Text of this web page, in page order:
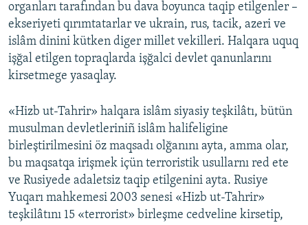
organları tarafından bu dava boyunca taqip etilgenler –
ekseriyeti qırımtatarlar ve ukrain, rus, tacik, azeri ve
islâm dinini kütken diger millet vekilleri. Halqara uquq
işğal etilgen topraqlarda işğalci devlet qanunlarını
kirsetmege yasaqlay.
«Hizb ut-Tahrir» halqara islâm siyasiy teşkilâtı, bütün
musulman devletleriniñ islâm halifeligine
birleştirilmesini öz maqsadı olğanını ayta, amma olar,
bu maqsatqa irişmek içün terroristik usullarnı red ete
ve Rusiyede adaletsiz taqip etilgenini ayta. Rusiye
Yuqarı mahkemesi 2003 senesi «Hizb ut-Tahrir»
teşkilâtını 15 «terrorist» birleşme cedveline kirsetip,